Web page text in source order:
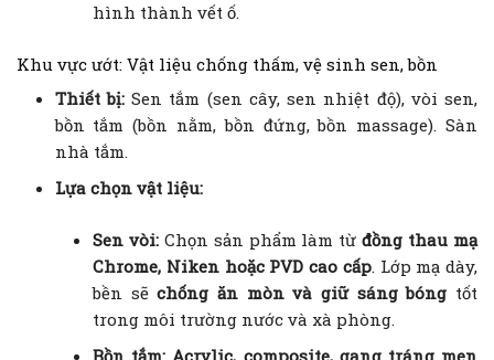
hình thành vết ố.
Khu vực ướt: Vật liệu chống thấm, vệ sinh sen, bồn
Thiết bị:Sen tắm (sen cây, sen nhiệt độ), vòi sen,
bồn tắm (bồn nằm, bồn đứng, bồn massage). Sàn
nhà tắm.
Lựa chọn vật liệu:
Sen vòi:Chọn sản phẩm làm từđồng thau mạ
Chrome, Niken hoặc PVD cao cấp. Lớp mạ dày,
bền sẽchống ăn mòn và giữ sáng bóng tốt
trong môi trường nước và xà phòng.
Bồn tắm: Acrylic, composite, gang tráng men